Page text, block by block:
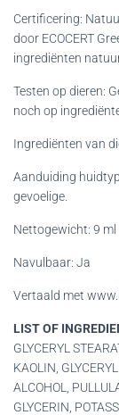
Certificering:
door ECOCERT
ingrediënten
Testen op dieren:
noch op
Ingrediënten van
Aanduiding
gevoelige.
Nettogewicht: 9 ml
Navulbaar: Ja
Vertaald met
LIST OF
GLYCERYL
KAOLIN,
ALCOHOL,
GLYCERIN,